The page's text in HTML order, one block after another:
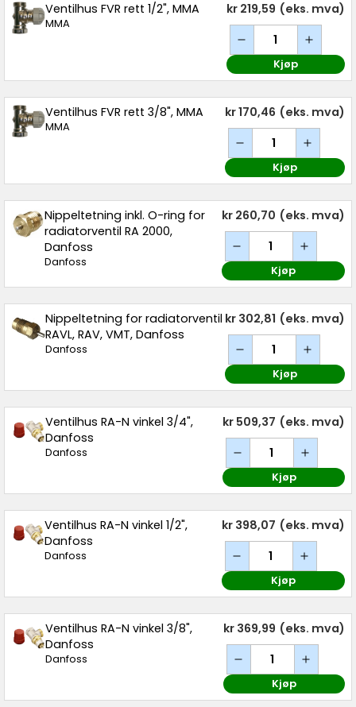
Ventilhus FVR rett 1/2", MMA
MMA
kr 219,59 (eks. mva)
Kjøp
Ventilhus FVR rett 3/8", MMA
MMA
kr 170,46 (eks. mva)
Kjøp
Nippeltetning inkl. O-ring for
radiatorventil RA 2000,
Danfoss
Danfoss
kr 260,70 (eks. mva)
Kjøp
Nippeltetning for radiatorventil
RAVL, RAV, VMT, Danfoss
Danfoss
kr 302,81 (eks. mva)
Kjøp
Ventilhus RA-N vinkel 3/4",
Danfoss
Danfoss
kr 509,37 (eks. mva)
Kjøp
Ventilhus RA-N vinkel 1/2",
Danfoss
Danfoss
kr 398,07 (eks. mva)
Kjøp
Ventilhus RA-N vinkel 3/8",
Danfoss
Danfoss
kr 369,99 (eks. mva)
Kjøp